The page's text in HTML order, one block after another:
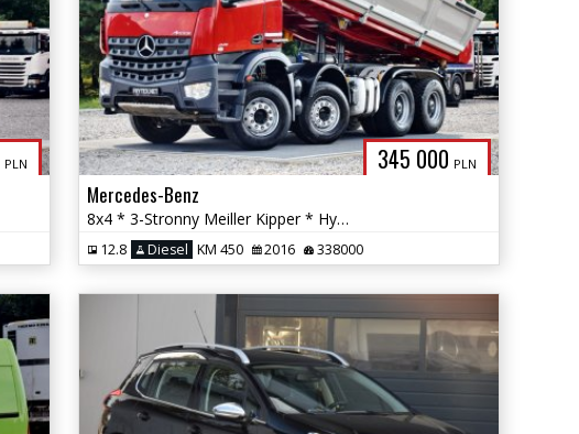
PLN 345 000 PLN
Mercedes-Benz
8x4 * 3-Stronny Meiller Kipper * Hydroburta/Bordmatic * Automat *
12.8 Diesel KM 450 2016 338000